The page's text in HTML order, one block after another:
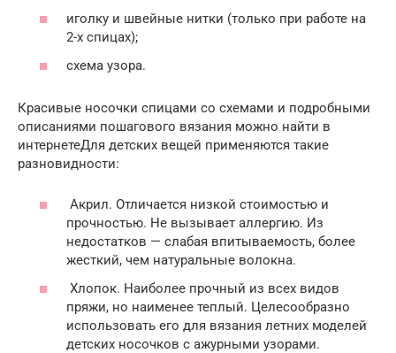
иголку и швейные нитки (только при работе на
2-х спицах);
схема узора.
Красивые носочки спицами со схемами и подробными
описаниями пошагового вязания можно найти в
интернетеДля детских вещей применяются такие
разновидности:
Акрил. Отличается низкой стоимостью и
прочностью. Не вызывает аллергию. Из
недостатков — слабая впитываемость, более
жесткий, чем натуральные волокна.
Хлопок. Наиболее прочный из всех видов
пряжи, но наименее теплый. Целесообразно
использовать его для вязания летних моделей
детских носочков с ажурными узорами.